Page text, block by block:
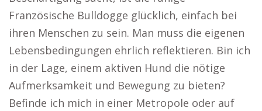
Französische Bulldogge glücklich, einfach bei
ihren Menschen zu sein. Man muss die eigenen
Lebensbedingungen ehrlich reflektieren. Bin ich
in der Lage, einem aktiven Hund die nötige
Aufmerksamkeit und Bewegung zu bieten?
Befinde ich mich in einer Metropole oder auf